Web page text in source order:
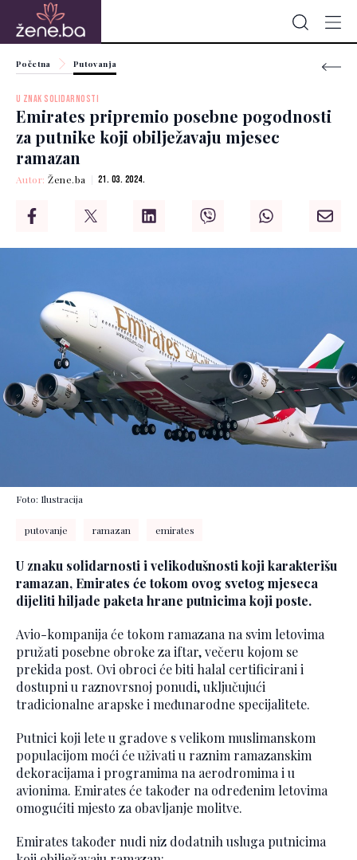
Početna Putovanja
U ZNAK SOLIDARNOSTI
Emirates pripremio posebne pogodnosti
za putnike koji obilježavaju mjesec
ramazan
Autor:Žene.ba 21. 03. 2024.
Foto: Ilustracija
putovanje ramazan emirates
U znaku solidarnosti i velikodušnosti koji karakterišu
ramazan, Emirates će tokom ovog svetog mjeseca
dijeliti hiljade paketa hrane putnicima koji poste.
Avio-kompanija će tokom ramazana na svim letovima
pružati posebne obroke za iftar, večeru kojom se
prekida post. Ovi obroci će biti halal certificirani i
dostupni u raznovrsnoj ponudi, uključujući
tradicionalne arapske i međunarodne specijalitete.
Putnici koji lete u gradove s velikom muslimanskom
populacijom moći će uživati u raznim ramazanskim
dekoracijama i programima na aerodromima i u
avionima. Emirates će također na određenim letovima
omogućiti mjesto za obavljanje molitve.
Emirates također nudi niz dodatnih usluga putnicima